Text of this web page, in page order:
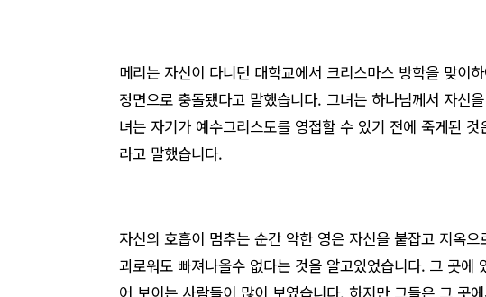
메리는 자신이 다니던 대학교에서 크리스마스 방학을 맞이
정면으로 충돌됐다고 말했습니다. 그녀는 하나님께서 자신
녀는 자기가 예수그리스도를 영접할 수 있기 전에 죽게된
라고 말했습니다.
자신의 호흡이 멈추는 순간 악한 영은 자신을 붙잡고 지옥
괴로워도 빠져나올수 없다는 것을 알고있었습니다. 그 곳
어 보이는 사람들이 많이 보였습니다. 하지만 그들은 그 곳